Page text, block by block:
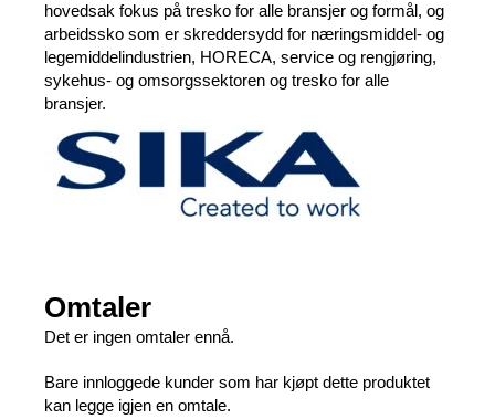
hovedsak fokus på tresko for alle bransjer og formål, og
arbeidssko som er skreddersydd for næringsmiddel- og
legemiddelindustrien, HORECA, service og rengjøring,
sykehus- og omsorgssektoren og tresko for alle
bransjer.
Omtaler
Det er ingen omtaler ennå.
Bare innloggede kunder som har kjøpt dette produktet
kan legge igjen en omtale.